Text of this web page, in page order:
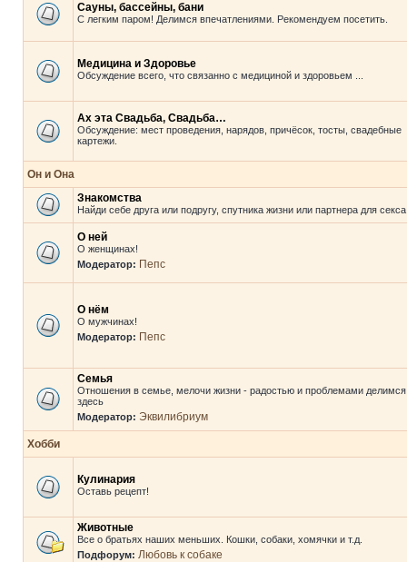
Сауны, бассейны, бани
С легким паром! Делимся впечатлениями. Рекомендуем посетить.
Медицина и Здоровье
Обсуждение всего, что связанно с медициной и здоровьем ...
Ах эта Свадьба, Свадьба…
Обсуждение: мест проведения, нарядов, причёсок, тосты, свадебные
картежи.
Он и Она
Знакомства
Найди себе друга или подругу, спутника жизни или партнера для
О ней
О женщинах!
Модератор: Пепс
О нём
О мужчинах!
Модератор: Пепс
Семья
Отношения в семье, мелочи жизни - радостью и проблемами делимся
здесь
Модератор: Эквилибриум
Хобби
Кулинария
Оставь рецепт!
Животные
Все о братьях наших меньших. Кошки, собаки, хомячки и т.д.
Подфорум: Любовь к собаке